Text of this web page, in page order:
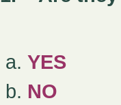
YES
NO